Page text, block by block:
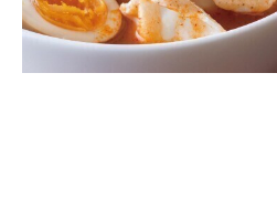
オフィシャルアカウント